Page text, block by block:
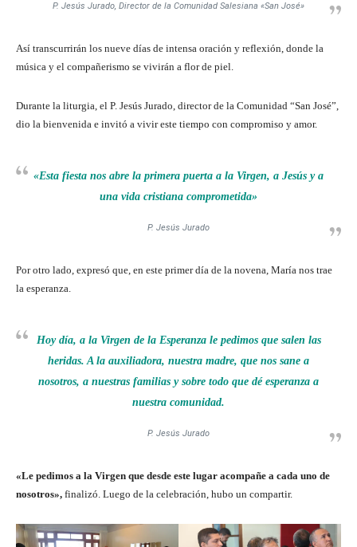
P. Jesús Jurado, Director de la Comunidad Salesiana «San José»
Así transcurrirán los nueve días de intensa oración y reflexión, donde la
música y el compañerismo se vivirán a flor de piel.
Durante la liturgia, el P. Jesús Jurado, director de la Comunidad “San José”,
dio la bienvenida e invitó a vivir este tiempo con compromiso y amor.
«Esta fiesta nos abre la primera puerta a la Virgen, a Jesús y a
una vida cristiana comprometida»
P. Jesús Jurado
Por otro lado, expresó que, en este primer día de la novena, María nos trae
la esperanza.
Hoy día, a la Virgen de la Esperanza le pedimos que salen las
heridas. A la auxiliadora, nuestra madre, que nos sane a
nosotros, a nuestras familias y sobre todo que dé esperanza a
nuestra comunidad.
P. Jesús Jurado
«Le pedimos a la Virgen que desde este lugar acompañe a cada uno de
nosotros», finalizó. Luego de la celebración, hubo un compartir.